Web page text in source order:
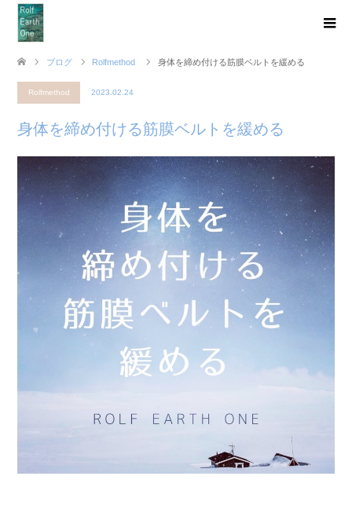
ブログ Rolfmethod 身体を締め付ける筋膜ベルトを緩める
Rolfmethod 2023.02.24
身体を締め付ける筋膜ベルトを緩める